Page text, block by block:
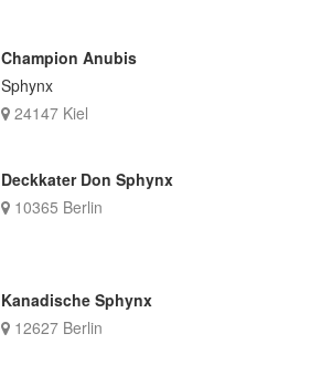
Champion Anubis
Sphynx
24147 Kiel
Deckkater Don Sphynx
10365 Berlin
Kanadische Sphynx
12627 Berlin